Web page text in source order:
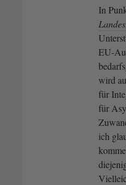
In
EU-
wird
für
für
ich